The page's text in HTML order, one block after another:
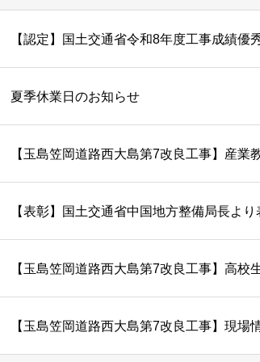
【認定】国土交通省令和8年度工事成績優
夏季休業日のお知らせ
【玉島笠岡道路西大島第7改良工事】産
【表彰】国土交通省中国地方整備局長よ
【玉島笠岡道路西大島第7改良工事】高校
【玉島笠岡道路西大島第7改良工事】現場